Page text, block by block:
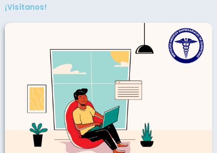
¡Visítanos!